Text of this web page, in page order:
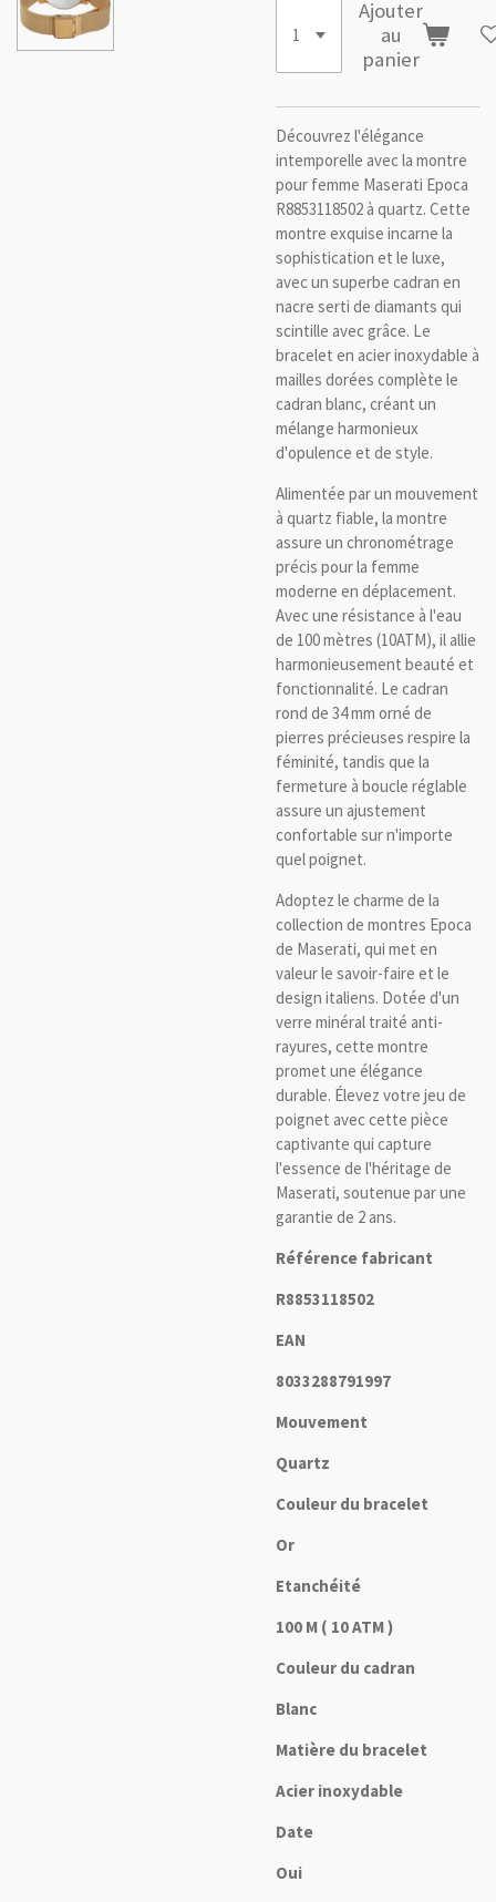
Ajouter
au
panier
Découvrez l'élégance
intemporelle avec la montre
pour femme Maserati Epoca
R8853118502 à quartz. Cette
montre exquise incarne la
sophistication et le luxe,
avec un superbe cadran en
nacre serti de diamants qui
scintille avec grâce. Le
bracelet en acier inoxydable à
mailles dorées complète le
cadran blanc, créant un
mélange harmonieux
d'opulence et de style.
Alimentée par un mouvement
à quartz fiable, la montre
assure un chronométrage
précis pour la femme
moderne en déplacement.
Avec une résistance à l'eau
de 100 mètres (10ATM), il allie
harmonieusement beauté et
fonctionnalité. Le cadran
rond de 34 mm orné de
pierres précieuses respire la
féminité, tandis que la
fermeture à boucle réglable
assure un ajustement
confortable sur n'importe
quel poignet.
Adoptez le charme de la
collection de montres Epoca
de Maserati, qui met en
valeur le savoir-faire et le
design italiens. Dotée d'un
verre minéral traité anti-
rayures, cette montre
promet une élégance
durable. Élevez votre jeu de
poignet avec cette pièce
captivante qui capture
l'essence de l'héritage de
Maserati, soutenue par une
garantie de 2 ans.
Référence fabricant
R8853118502
EAN
8033288791997
Mouvement
Quartz
Couleur du bracelet
Or
Etanchéité
100 M ( 10 ATM )
Couleur du cadran
Blanc
Matière du bracelet
Acier inoxydable
Date
Oui